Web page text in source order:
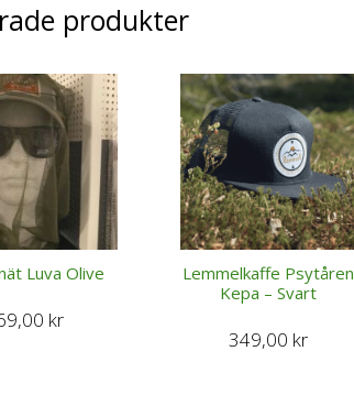
produkter
Luva Olive
kr
Lemmelkaffe Psytåren
Kepa – Svart
349,00 kr